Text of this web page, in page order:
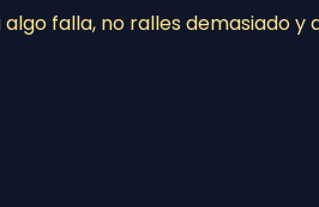
falla, no ralles demasiado y